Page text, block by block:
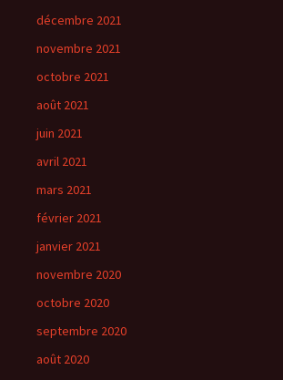
décembre 2021
novembre 2021
octobre 2021
août 2021
juin 2021
avril 2021
mars 2021
février 2021
janvier 2021
novembre 2020
octobre 2020
septembre 2020
août 2020